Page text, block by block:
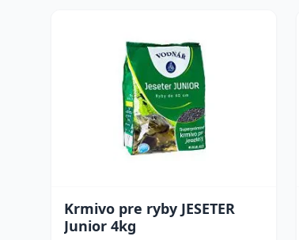
Krmivo pre ryby JESETER
Junior 4kg